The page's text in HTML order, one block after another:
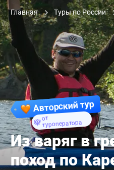
Главная Туры по России
Авторский тур
от
туроператора
Из варяг в
поход по